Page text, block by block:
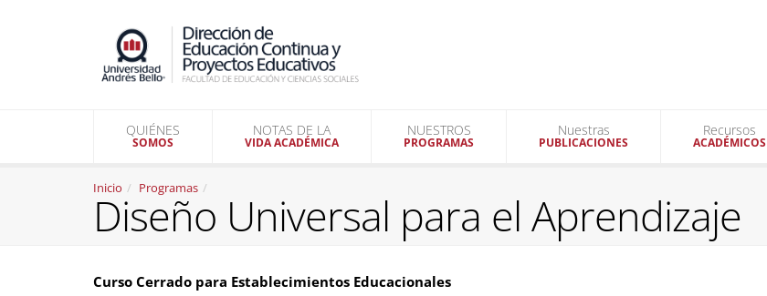
QUIÉNES
SOMOS
NOTAS DE LA
VIDA ACADÉMICA
NUESTROS
PROGRAMAS
Nuestras
PUBLICACIONES
Recursos
ACADÉMICOS
Inicio Programas
Diseño Universal para el Aprendizaje
Curso Cerrado para Establecimientos Educacionales